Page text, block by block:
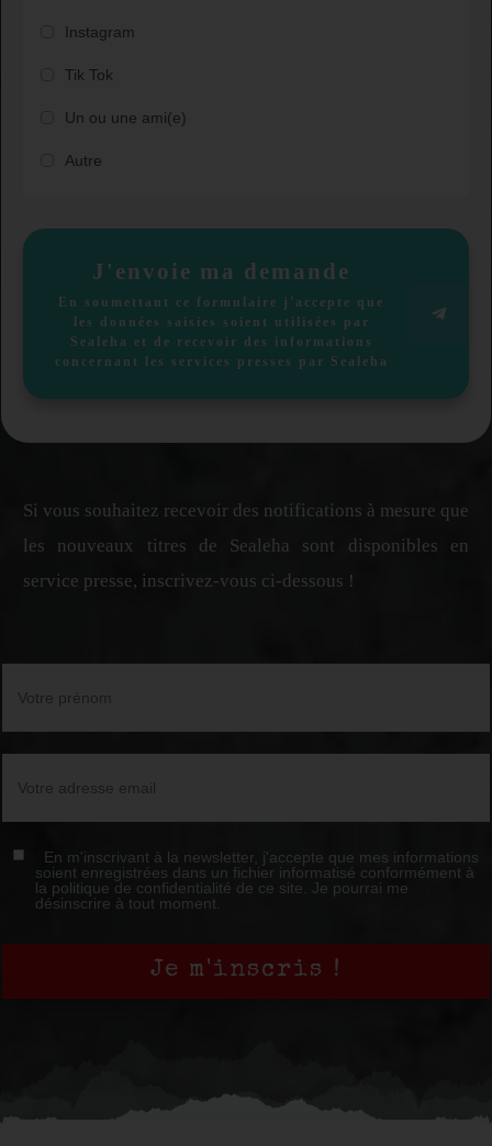
Instagram
Tik Tok
Un ou une ami(e)
Autre
J'envoie ma demande
En soumettant ce formulaire j'accepte que
les données saisies soient utilisées par
Sealeha et de recevoir des informations
concernant les services presses par Sealeha
Si vous souhaitez recevoir des notifications à mesure que
les nouveaux titres de Sealeha sont disponibles en
service presse, inscrivez-vous ci-dessous !
En m'inscrivant à la newsletter, j'accepte que mes informations
soient enregistrées dans un fichier informatisé conformément à
la politique de confidentialité de ce site. Je pourrai me
désinscrire à tout moment.
Je m'inscris !